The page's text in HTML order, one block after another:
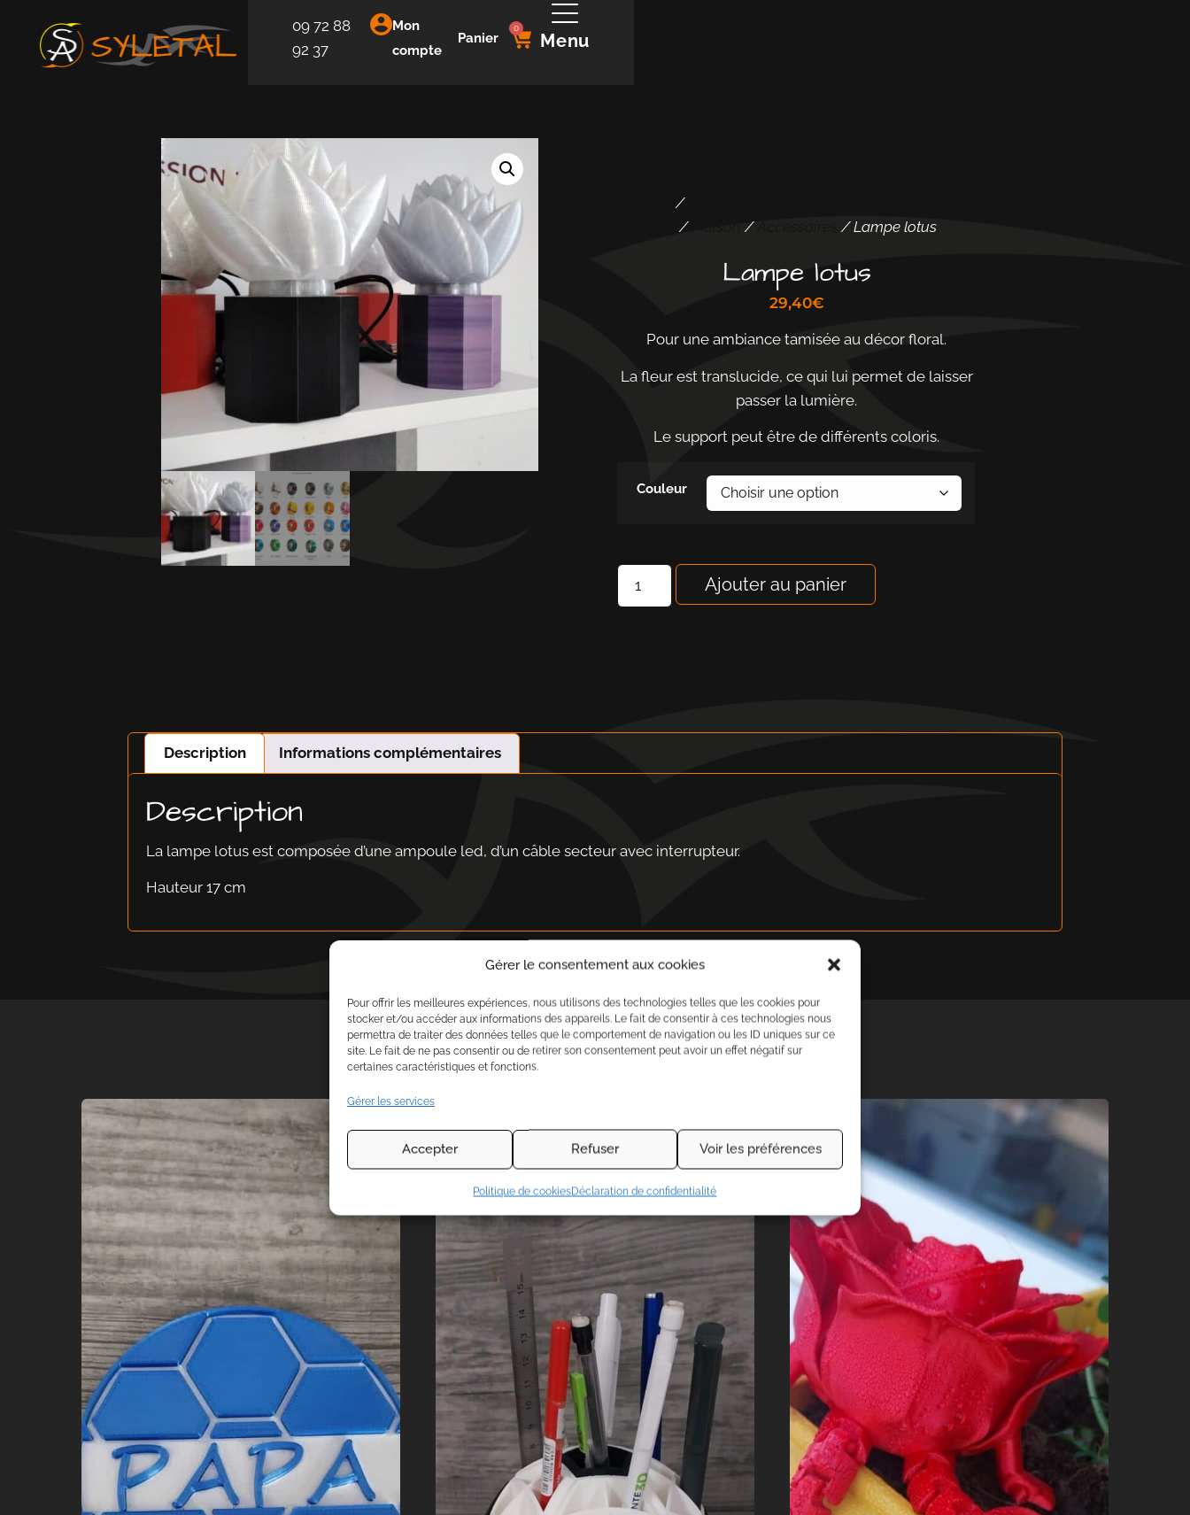
Gérer le consentement aux cookies
Pour offrir les meilleures expériences, nous utilisons des technologies telles que les cookies pour
stocker et/ou accéder aux informations des appareils. Le fait de consentir à ces technologies nous
permettra de traiter des données telles que le comportement de navigation ou les ID uniques sur ce
site. Le fait de ne pas consentir ou de retirer son consentement peut avoir un effet négatif sur
certaines caractéristiques et fonctions.
Gérer les services
Accepter Refuser Voir les préférences
Politique de cookiesDéclaration de confidentialité
09 72 88
92 37
Mon
compte
Panier
0
Menu
/
/ / / Lampe lotus
Lampe lotus
29,40€
Pour une ambiance tamisée au décor floral.
La fleur est translucide, ce qui lui permet de laisser
passer la lumière.
Le support peut être de différents coloris.
Couleur
Ajouter au panier
Description Informations complémentaires
Description
La lampe lotus est composée d’une ampoule led, d’un câble secteur avec interrupteur.
Hauteur 17 cm
PRODUITS SIMILAIRES